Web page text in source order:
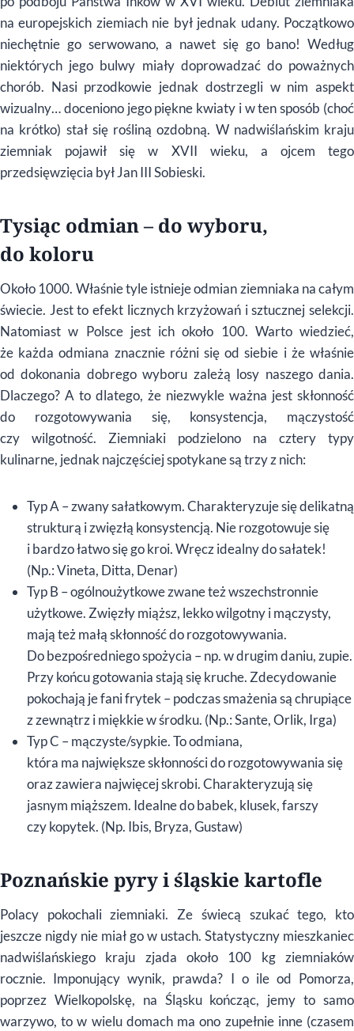
na europejskich ziemiach nie był jednak udany. Początkowo
niechętnie go serwowano, a nawet się go bano! Według
niektórych jego bulwy miały doprowadzać do poważnych
chorób. Nasi przodkowie jednak dostrzegli w nim aspekt
wizualny… doceniono jego piękne kwiaty i w ten sposób (choć
na krótko) stał się rośliną ozdobną. W nadwiślańskim kraju
ziemniak pojawił się w XVII wieku, a ojcem tego
przedsięwzięcia był Jan III Sobieski.
Tysiąc odmian – do wyboru,
do koloru
Około 1000. Właśnie tyle istnieje odmian ziemniaka na całym
świecie. Jest to efekt licznych krzyżowań i sztucznej selekcji.
Natomiast w Polsce jest ich około 100. Warto wiedzieć,
że każda odmiana znacznie różni się od siebie i że właśnie
od dokonania dobrego wyboru zależą losy naszego dania.
Dlaczego? A to dlatego, że niezwykle ważna jest skłonność
do rozgotowywania się, konsystencja, mączystość
czy wilgotność. Ziemniaki podzielono na cztery typy
kulinarne, jednak najczęściej spotykane są trzy z nich:
Typ A – zwany sałatkowym. Charakteryzuje się delikatną
strukturą i zwięzłą konsystencją. Nie rozgotowuje się
i bardzo łatwo się go kroi. Wręcz idealny do sałatek!
(Np.: Vineta, Ditta, Denar)
Typ B – ogólnoużytkowe zwane też wszechstronnie
użytkowe. Zwięzły miąższ, lekko wilgotny i mączysty,
mają też małą skłonność do rozgotowywania.
Do bezpośredniego spożycia – np. w drugim daniu, zupie.
Przy końcu gotowania stają się kruche. Zdecydowanie
pokochają je fani frytek – podczas smażenia są chrupiące
z zewnątrz i miękkie w środku. (Np.: Sante, Orlik, Irga)
Typ C – mączyste/sypkie. To odmiana,
która ma największe skłonności do rozgotowywania się
oraz zawiera najwięcej skrobi. Charakteryzują się
jasnym miąższem. Idealne do babek, klusek, farszy
czy kopytek. (Np. Ibis, Bryza, Gustaw)
Poznańskie pyry i śląskie kartofle
Polacy pokochali ziemniaki. Ze świecą szukać tego, kto
jeszcze nigdy nie miał go w ustach. Statystyczny mieszkaniec
nadwiślańskiego kraju zjada około 100 kg ziemniaków
rocznie. Imponujący wynik, prawda? I o ile od Pomorza,
poprzez Wielkopolskę, na Śląsku kończąc, jemy to samo
warzywo, to w wielu domach ma ono zupełnie inne (czasem